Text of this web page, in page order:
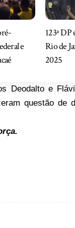
e
123ª DP
Rio de
2025
Deodalto e
questão de